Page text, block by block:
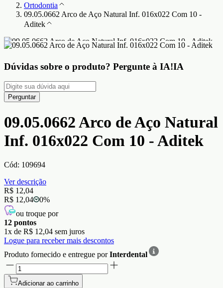
Ortodontia
09.05.0662 Arco de Aço Natural Inf. 016x022 Com 10 -
Aditek
Dúvidas sobre o produto? Pergunte à IA!IA
Perguntar
09.05.0662 Arco de Aço Natural
Inf. 016x022 Com 10 - Aditek
Cód: 109694
Ver descrição
R$ 12,04
R$ 12,04
0%
ou troque por
12 pontos
1x de R$ 12,04 sem juros
Logue para receber mais descontos
Produto fornecido e entregue porInterdental
Adicionar ao carrinho